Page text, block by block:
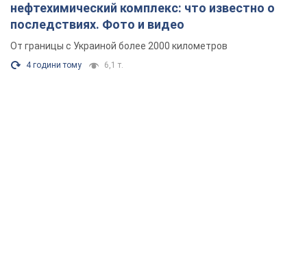
нефтехимический комплекс: что известно о
последствиях. Фото и видео
От границы с Украиной более 2000 километров
4 години тому 6,1 т.